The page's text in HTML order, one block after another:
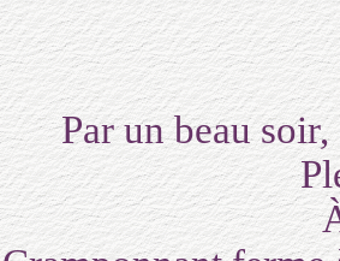
Par un beau
Plein
À